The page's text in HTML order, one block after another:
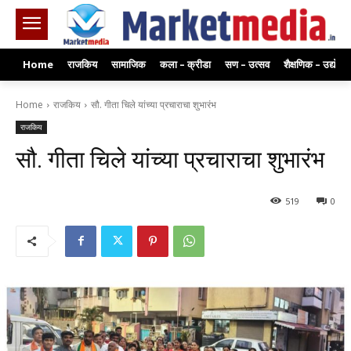
Home राजकिय सामाजिक कला – क्रीडा सण – उत्सव शैक्षणिक – उद्योग
Home राजकिय सौ. गीता चिले यांच्या प्रचाराचा शुभारंभ
राजकिय
सौ. गीता चिले यांच्या प्रचाराचा शुभारंभ
0
519